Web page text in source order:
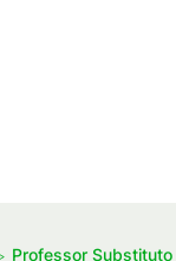
Professor Substituto